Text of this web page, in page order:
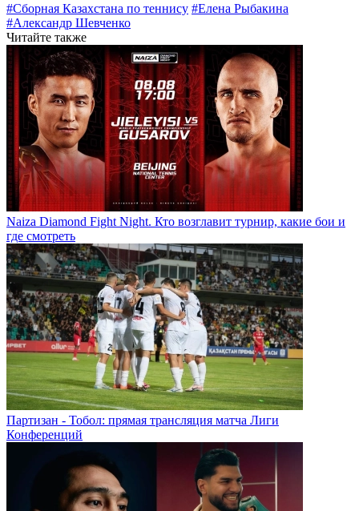
#Сборная Казахстана по теннису #Елена Рыбакина
#Александр Шевченко
Читайте также
Naiza Diamond Fight Night. Кто возглавит турнир, какие бои и
где смотреть
Партизан - Тобол: прямая трансляция матча Лиги
Конференций